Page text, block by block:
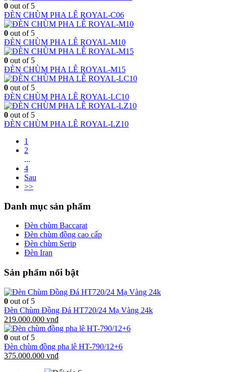
0 out of 5
ĐÈN CHÙM PHA LÊ ROYAL-C06
0 out of 5
ĐÈN CHÙM PHA LÊ ROYAL-M10
0 out of 5
ĐÈN CHÙM PHA LÊ ROYAL-M15
0 out of 5
ĐÈN CHÙM PHA LÊ ROYAL-LC10
0 out of 5
ĐÈN CHÙM PHA LÊ ROYAL-LZ10
1
2
...
4
Sau
>>
Danh mục sản phẩm
Đèn chùm Baccarat
Đèn chùm đồng cao cấp
Đèn chùm Serip
Đèn Iran
Sản phẩm nổi bật
0 out of 5
Đèn Chùm Đồng Đá HT720/24 Mạ Vàng 24k
219.000.000 vnđ
0 out of 5
Đèn chùm đồng pha lê HT-790/12+6
375.000.000 vnđ